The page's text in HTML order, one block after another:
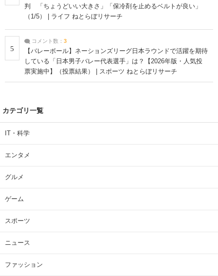
判 「ちょうどいい大きさ」「保冷剤を止めるベルトが良い」
（1/5） | ライフ ねとらぼリサーチ
5
コメント数： 3
【バレーボール】ネーションズリーグ日本ラウンドで活躍を期待
している「日本男子バレー代表選手」は？【2026年版・人気投
票実施中】（投票結果） | スポーツ ねとらぼリサーチ
カテゴリ一覧
IT・科学
エンタメ
グルメ
ゲーム
スポーツ
ニュース
ファッション